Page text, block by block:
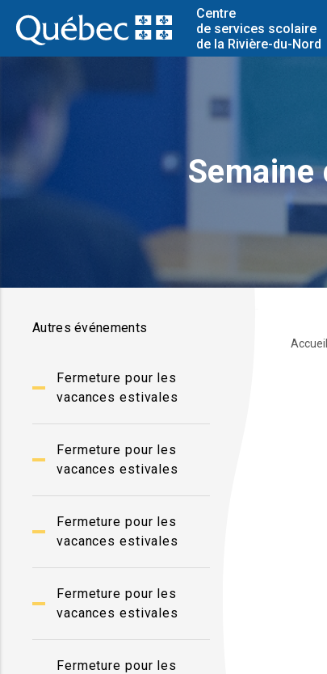
Centre
de services scolaire
de la Rivière-du-Nord
Autres événements
Fermeture pour les
vacances estivales
Fermeture pour les
vacances estivales
Fermeture pour les
vacances estivales
Fermeture pour les
vacances estivales
Fermeture pour les
Accueil